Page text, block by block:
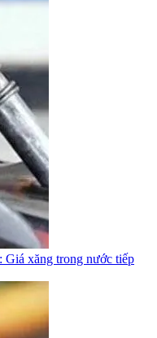
Giá xăng trong nước tiếp